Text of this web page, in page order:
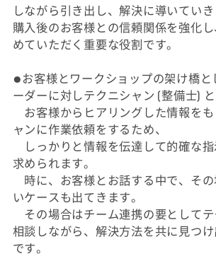
しながら引き出し、解決に導いていき
購入後のお客様との信頼関係を強化
めていただく重要な役割です。
●お客様とワークショップの架け橋と
ーダーに対しテクニシャン (整備士)
お客様からヒアリングした情報を
ャンに作業依頼をするため、
しっかりと情報を伝達して的確な
求められます。
時に、お客様とお話する中で、そ
いケースも出てきます。
その場合はチーム連携の要として
相談しながら、解決方法を共に見つ
です。